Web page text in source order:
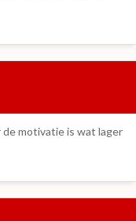
de motivatie is wat lager